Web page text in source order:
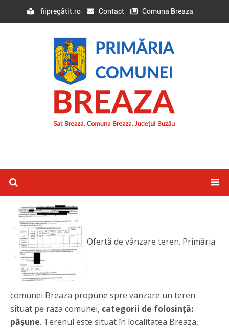
fiipregătit.ro Contact Comuna Breaza
Ofertă de vânzare teren. Primăria
comunei Breaza propune spre vanzare un teren
situat pe raza comunei, categorii de folosință:
pășune. Terenul este situat în localitatea Breaza,